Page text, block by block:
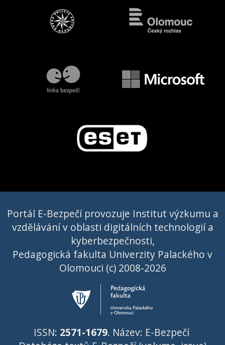
Portál E-Bezpečí provozuje Institut výzkumu a
vzdělávání v oblasti digitálních technologií a
kyberbezpečnosti,
Pedagogická fakulta Univerzity Palackého v
Olomouci (c) 2008-2026
ISSN: 2571-1679. Název: E-Bezpečí